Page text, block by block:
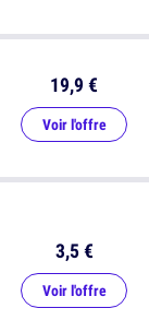
19,9 €
Voir l'offre
3,5 €
Voir l'offre